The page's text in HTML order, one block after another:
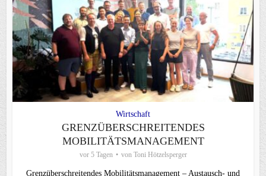
Wirtschaft
GRENZÜBERSCHREITENDES
MOBILITÄTSMANAGEMENT
vor 5 Tagen von Toni Hötzelsperger
Grenzüberschreitendes Mobilitätsmanagement – Austausch- und